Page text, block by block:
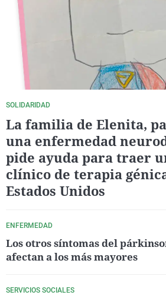
SOLIDARIDAD
La familia de Elenita,
una enfermedad
pide ayuda para traer
clínico de terapia
Estados Unidos
ENFERMEDAD
Los otros síntomas del
afectan a los más mayores
SERVICIOS SOCIALES